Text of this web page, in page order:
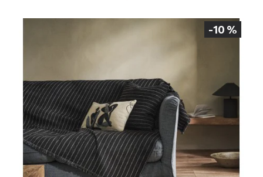
-10 %